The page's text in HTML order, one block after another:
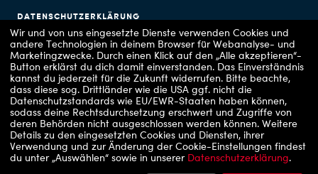
DATENSCHUTZERKLÄRUNG
COOKIE EINSTELLUNGEN
Copyrights: 1 - ARD Degeto/ UFA Fiction/ J. Moritz Kaethner, 2 - RTLZWEI / UFA Show
& Factual, 3 - VOX / UFA Show & Factual, 4 - RTL/ Julia Feldhagen, 5 - ZDF/Sascha
Wir und von uns eingesetzte Dienste verwenden Cookies und
andere Technologien in deinem Browser für Webanalyse- und
Marketingzwecke. Durch einen Klick auf den „Alle akzeptieren“-
Button erklärst du dich damit einverstanden. Das Einverständnis
kannst du jederzeit für die Zukunft widerrufen. Bitte beachte,
dass diese sog. Drittländer wie die USA ggf. nicht die
Datenschutzstandards wie EU/EWR-Staaten haben können,
sodass deine Rechtsdurchsetzung erschwert und Zugriffe von
deren Behörden nicht ausgeschlossen werden können. Weitere
Details zu den eingesetzten Cookies und Diensten, ihrer
Verwendung und zur Änderung der Cookie-Einstellungen findest
du unter „Auswählen“ sowie in unserer Datenschutzerklärung.